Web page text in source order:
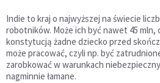
Indie to kraj o najwyższej na świecie
robotników. Może ich być nawet 45 mln,
konstytucją żadne dziecko przed
może pracować, czyli np. być
zarobkować w warunkach
nagminnie łamane.